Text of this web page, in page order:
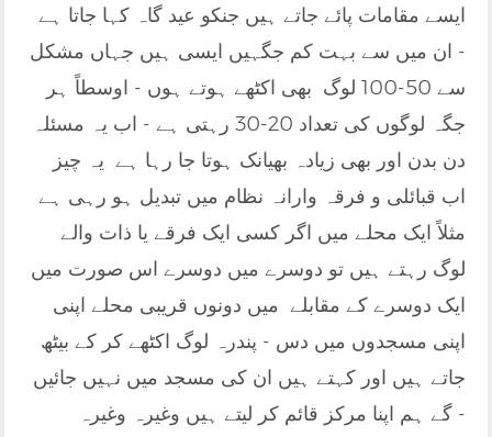
ایسے مقامات پائے جاتے ہیں جنکو عید گاہ کہا جاتا ہے
- ان میں سے بہت کم جگہیں ایسی ہیں جہاں مشکل
سے 50-100 لوگ بھی اکٹھے ہوتے ہوں - اوسطاً ہر
جگہ لوگوں کی تعداد 20-30 رہتی ہے - اب یہ مسئلہ
دن بدن اور بھی زیادہ بھیانک ہوتا جا رہا ہے یہ چیز
اب قبائلی و فرقہ وارانہ نظام میں تبدیل ہو رہی ہے
مثلاً ایک محلے میں اگر کسی ایک فرقے یا ذات والے
لوگ رہتے ہیں تو دوسرے میں دوسرے اس صورت میں
ایک دوسرے کے مقابلے میں دونوں قریبی محلے اپنی
اپنی مسجدوں میں دس - پندرہ لوگ اکٹھے کر کے بیٹھ
جاتے ہیں اور کہتے ہیں ان کی مسجد میں نہیں جائیں
گے ہم اپنا مرکز قائم کر لیتے ہیں وغیرہ وغیرہ -